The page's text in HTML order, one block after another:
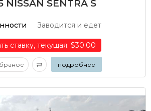
NISSAN SENTRA S
Заводится и едет
ставку, текущая: $30.00
подробнее